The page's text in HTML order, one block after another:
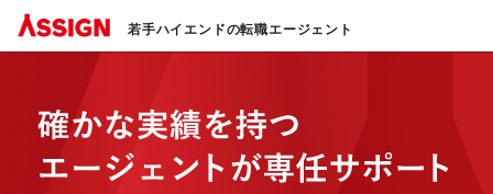
若手ハイエンドの転職エージェント